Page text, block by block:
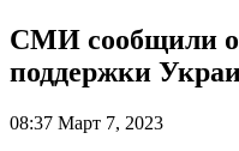
СМИ сообщили о
поддержки
08:37 Март 7, 2023